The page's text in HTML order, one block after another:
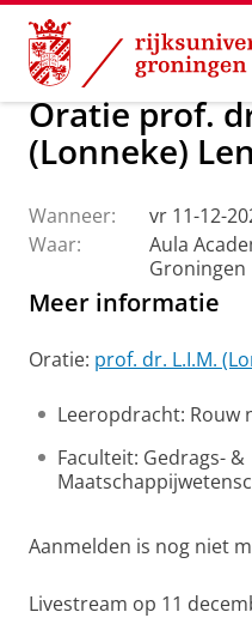
Skip
Content
Skip
Navigation
Over ons Actueel
Oratie prof.
(Lonneke)
Wanneer:
vr 11-12-
Waar:
Aula
Groningen
Meer informatie
Oratie: prof. dr. L.I.M.
Leeropdracht: Rouw
Faculteit: Gedrags- &
Aanmelden is nog niet
Livestream op 11